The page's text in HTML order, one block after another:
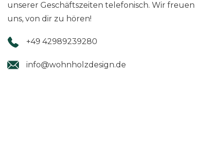
unserer Geschäftszeiten telefonisch. Wir freuen
uns, von dir zu hören!
+49 42989239280
info@wohnholzdesign.de